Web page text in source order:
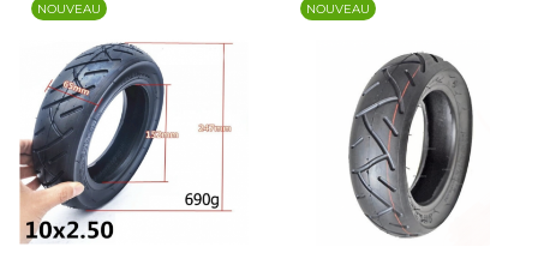
NOUVEAU NOUVEAU